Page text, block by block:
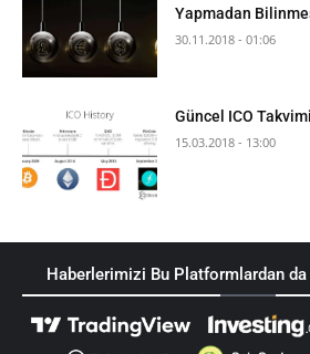
Yapmadan
30.11.2018 - 01:06
Güncel ICO
15.03.2018 - 13:00
Haberlerimizi Bu Platformlardan